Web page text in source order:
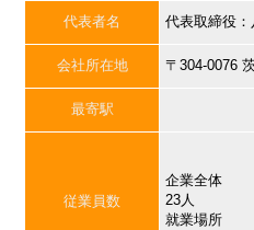
代表者名 代表取締役
会社所在地 〒304-0076
最寄駅
従業員数
企業全体
23人
就業場所